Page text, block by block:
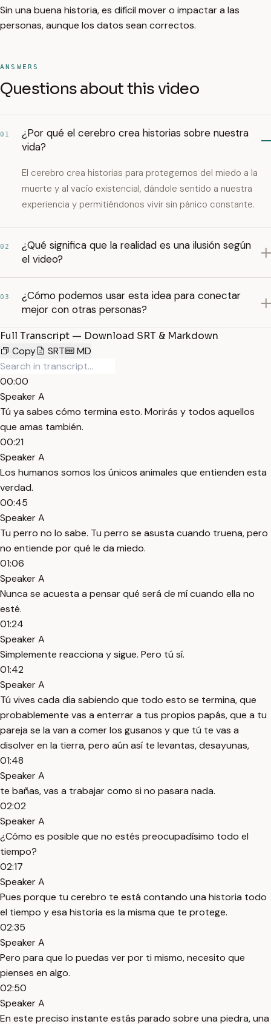
Sin una buena historia, es difícil mover o impactar a las
personas, aunque los datos sean correctos.
ANSWERS
Questions about this video
01
¿Por qué el cerebro crea historias sobre nuestra
vida?
El cerebro crea historias para protegernos del miedo a la
muerte y al vacío existencial, dándole sentido a nuestra
experiencia y permitiéndonos vivir sin pánico constante.
02
¿Qué significa que la realidad es una ilusión según
el video?
03
¿Cómo podemos usar esta idea para conectar
mejor con otras personas?
Full Transcript — Download SRT & Markdown
Copy
SRT MD
00:00
Speaker A
Tú ya sabes cómo termina esto. Morirás y todos aquellos
que amas también.
00:21
Speaker A
Los humanos somos los únicos animales que entienden esta
verdad.
00:45
Speaker A
Tu perro no lo sabe. Tu perro se asusta cuando truena, pero
no entiende por qué le da miedo.
01:06
Speaker A
Nunca se acuesta a pensar qué será de mí cuando ella no
esté.
01:24
Speaker A
Simplemente reacciona y sigue. Pero tú sí.
01:42
Speaker A
Tú vives cada día sabiendo que todo esto se termina, que
probablemente vas a enterrar a tus propios papás, que a tu
pareja se la van a comer los gusanos y que tú te vas a
disolver en la tierra, pero aún así te levantas, desayunas,
01:48
Speaker A
te bañas, vas a trabajar como si no pasara nada.
02:02
Speaker A
¿Cómo es posible que no estés preocupadísimo todo el
tiempo?
02:17
Speaker A
Pues porque tu cerebro te está contando una historia todo
el tiempo y esa historia es la misma que te protege.
02:35
Speaker A
Pero para que lo puedas ver por ti mismo, necesito que
pienses en algo.
02:50
Speaker A
En este preciso instante estás parado sobre una piedra, una